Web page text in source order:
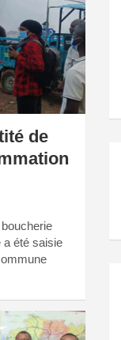
de
a été saisie